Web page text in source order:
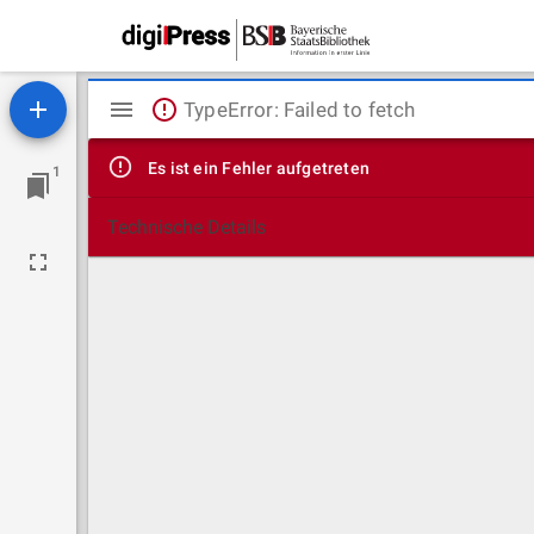
1
Mirador
Viewer
TypeError: Failed to fetch
Es ist ein Fehler aufgetreten
Technische Details